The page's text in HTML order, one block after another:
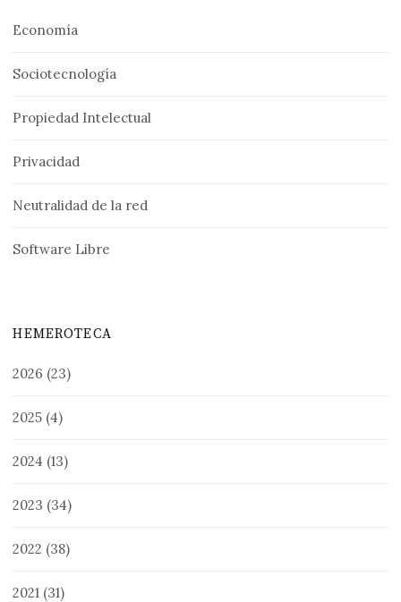
Economía
Sociotecnología
Propiedad Intelectual
Privacidad
Neutralidad de la red
Software Libre
HEMEROTECA
2026 (23)
2025 (4)
2024 (13)
2023 (34)
2022 (38)
2021 (31)